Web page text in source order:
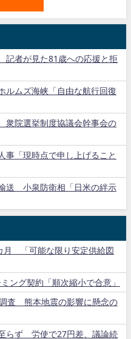
記者が見た81歳への応援と拒
ムズ海峡「自由な航行回復
院選挙制度協議会幹事会の
事「現時点で申し上げること
送 小泉防衛相「日米の絆示
月 「可能な限り安定供給図
ング契約「順次縮小で合意」
査 熊本地震の影響に懸念の
らず 労使で27円差、議論続